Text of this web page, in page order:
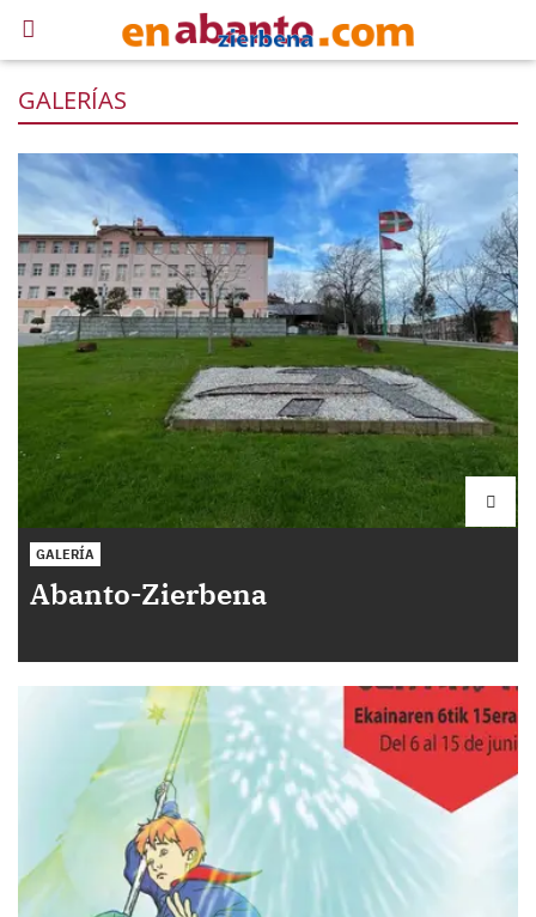
GALERÍAS
GALERÍA
Abanto-Zierbena